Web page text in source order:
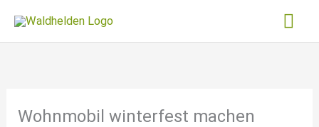
Inhalt
springen
Wohnmobil winterfest machen